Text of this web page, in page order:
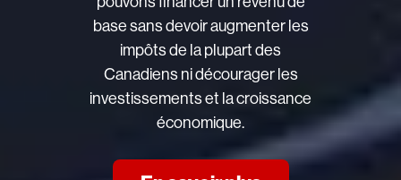
base sans devoir augmenter les
impôts de la plupart des
Canadiens ni décourager les
investissements et la croissance
économique.